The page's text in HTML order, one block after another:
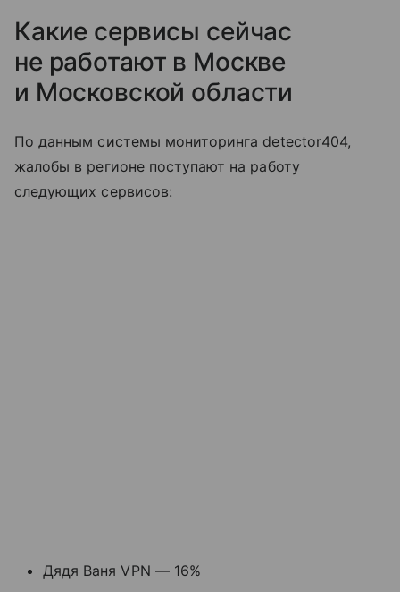
Какие сервисы сейчас
не работают в Москве
и Московской области
По данным системы мониторинга detector404,
жалобы в регионе поступают на работу
следующих сервисов:
Дядя Ваня VPN — 16%